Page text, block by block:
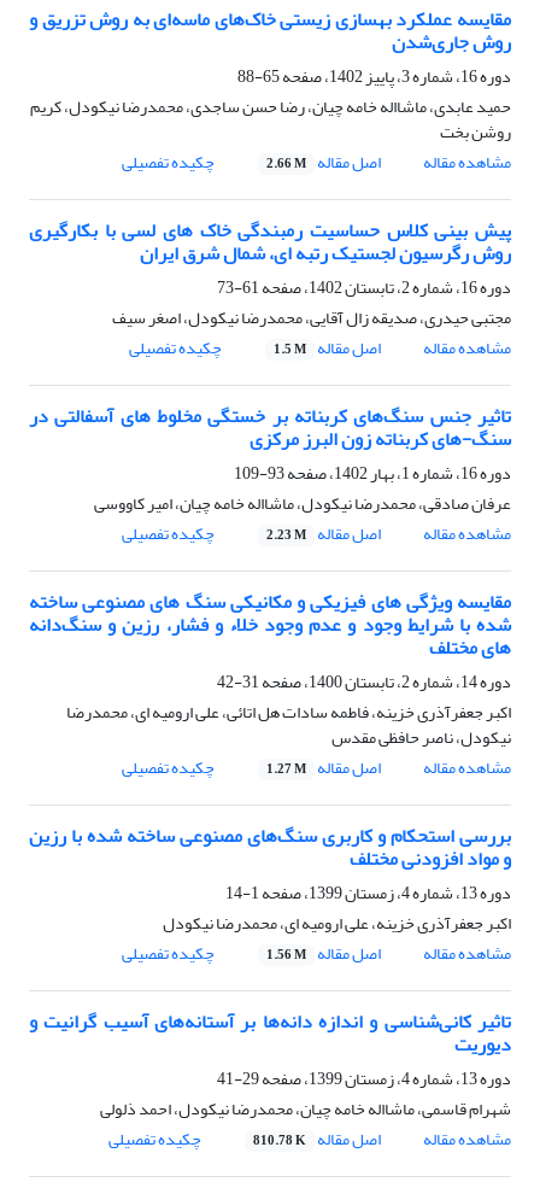
مقایسه عملکرد بهسازی زیستی خاک‌های ماسه‌ای به روش تزریق و
روش جاری‌شدن
دوره 16، شماره 3، پاییز 1402، صفحه
65-88
حمید عابدی، ماشااله خامه چیان، رضا حسن ساجدی، محمدرضا نیکودل، کریم
روشن بخت
مشاهده مقاله
اصل مقاله 2.66 M چکیده تفصیلی
پیش بینی کلاس حساسیت رمبندگی خاک های لسی با بکارگیری
روش رگرسیون لجستیک رتبه ای، شمال شرق ایران
دوره 16، شماره 2، تابستان 1402، صفحه
61-73
مجتبی حیدری، صدیقه زال آقایی، محمدرضا نیکودل، اصغر سیف
مشاهده مقاله
اصل مقاله 1.5 M چکیده تفصیلی
تاثیر جنس سنگ‌های کربناته بر خستگی مخلوط های آسفالتی در
سنگ-های کربناته زون البرز مرکزی
دوره 16، شماره 1، بهار 1402، صفحه
93-109
عرفان صادقی، محمدرضا نیکودل، ماشااله خامه چیان، امیر کاووسی
مشاهده مقاله
اصل مقاله 2.23 M چکیده تفصیلی
مقایسه ویژگی های فیزیکی و مکانیکی سنگ های مصنوعی ساخته
شده با شرایط وجود و عدم وجود خلاء و فشار، رزین و سنگ‌دانه
های مختلف
دوره 14، شماره 2، تابستان 1400، صفحه
31-42
اکبر جعفرآذری خزینه، فاطمه سادات هل اتائی، علی ارومیه ای، محمدرضا
نیکودل، ناصر حافظی مقدس
مشاهده مقاله
اصل مقاله 1.27 M چکیده تفصیلی
بررسی استحکام و کاربری سنگ‌های مصنوعی ساخته شده با رزین‌
و مواد افزودنی مختلف
دوره 13، شماره 4، زمستان 1399، صفحه
1-14
اکبر جعفرآذری خزینه، علی ارومیه ای، محمدرضا نیکودل
مشاهده مقاله
اصل مقاله 1.56 M چکیده تفصیلی
تاثیر کانی‌شناسی و اندازه دانه‌ها بر آستانه‌های آسیب گرانیت و
دیوریت
دوره 13، شماره 4، زمستان 1399، صفحه
29-41
شهرام قاسمی، ماشااله خامه چیان، محمدرضا نیکودل، احمد ذلولی
مشاهده مقاله
اصل مقاله 810.78 K چکیده تفصیلی